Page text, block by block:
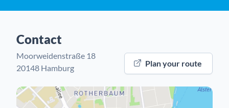
Contact
Moorweidenstraße 18
20148 Hamburg
Plan your route